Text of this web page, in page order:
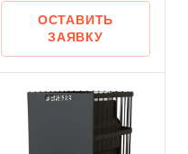
ОСТАВИТЬ
ЗАЯВКУ